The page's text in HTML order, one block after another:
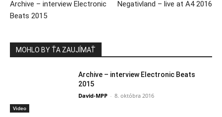
Archive – interview Electronic
Beats 2015
Negativland – live at A4 2016
MOHLO BY ŤA ZAUJÍMAŤ
Video
Archive – interview Electronic Beats
2015
David-MPP - 8. októbra 2016